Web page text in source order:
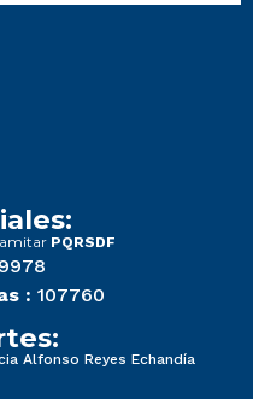
PQRSDF
: 107760
Alfonso Reyes Echandía